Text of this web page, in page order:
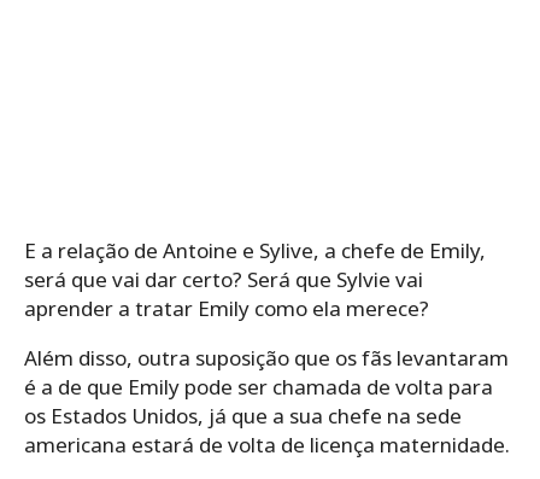
E a relação de Antoine e Sylive, a chefe de Emily,
será que vai dar certo? Será que Sylvie vai
aprender a tratar Emily como ela merece?
Além disso, outra suposição que os fãs levantaram
é a de que Emily pode ser chamada de volta para
os Estados Unidos, já que a sua chefe na sede
americana estará de volta de licença maternidade.